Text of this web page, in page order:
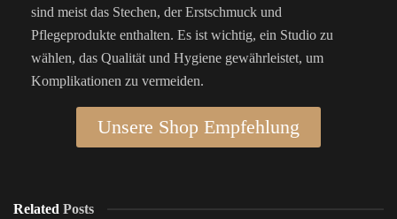
sind meist das Stechen, der Erstschmuck und
Pflegeprodukte enthalten. Es ist wichtig, ein Studio zu
wählen, das Qualität und Hygiene gewährleistet, um
Komplikationen zu vermeiden.
Unsere Shop Empfehlung
Related Posts